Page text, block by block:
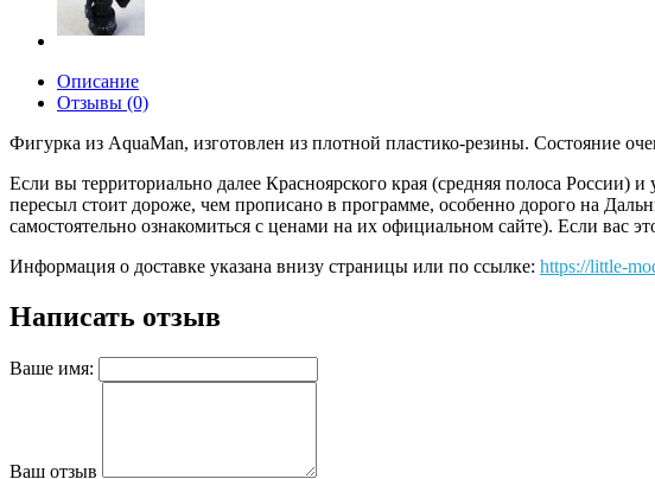
Описание
Отзывы (0)
Фигурка из AquaMan, изготовлен из плотной пластико-резины. Состояние
Если вы территориально далее Красноярского края (средняя полоса
пересыл стоит дороже, чем прописано в программе, особенно дорого на
самостоятельно ознакомиться с ценами на их официальном сайте). Если вас
Информация о доставке указана внизу страницы или по ссылке: https://little-
Написать отзыв
Ваше имя:
Ваш отзыв